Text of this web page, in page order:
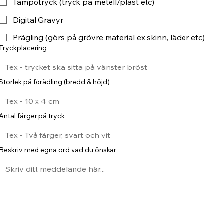
Digital Gravyr
Prägling (görs på grövre material ex skinn, läder etc)
på förädling (bredd & höjd)
färger på tryck
med egna ord vad du önskar